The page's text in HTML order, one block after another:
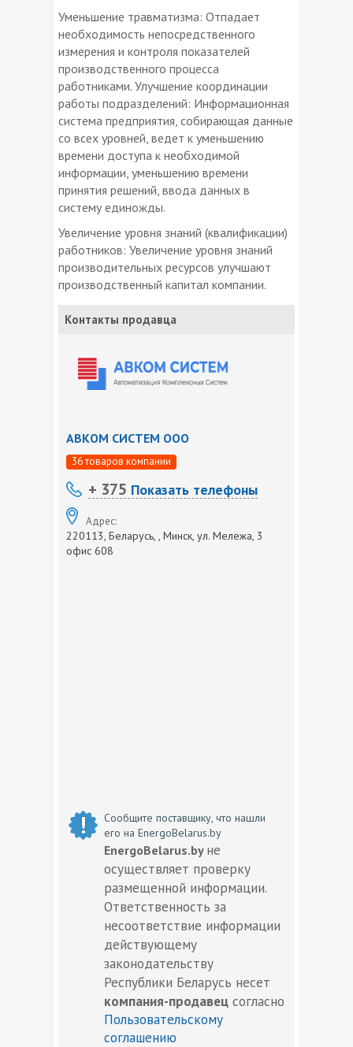
Уменьшение травматизма: Отпадает
необходимость непосредственного
измерения и контроля показателей
производственного процесса
работниками. Улучшение координации
работы подразделений: Информационная
система предприятия, собирающая данные
со всех уровней, ведет к уменьшению
времени доступа к необходимой
информации, уменьшению времени
принятия решений, ввода данных в
систему единожды.
Увеличение уровня знаний (квалификации)
работников: Увеличение уровня знаний
производительных ресурсов улучшают
производственный капитал компании.
Контакты продавца
АВКОМ СИСТЕМ ООО
36 товаров компании
+ 375 Показать телефоны
Адрес:
220113, Беларусь, , Минск, ул. Мележа, 3
офис 608
Сообщите поставщику, что нашли
его на EnergoBelarus.by
EnergoBelarus.by не
осуществляет проверку
размещенной информации.
Ответственность за
несоответствие информации
действующему
законодательству
Республики Беларусь несет
компания-продавец согласно
Пользовательскому
соглашению